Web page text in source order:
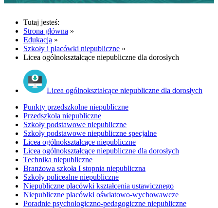
Tutaj jesteś:
Strona główna »
Edukacja »
Szkoły i placówki niepubliczne »
Licea ogólnokształcące niepubliczne dla dorosłych
Licea ogólnokształcące niepubliczne dla dorosłych
Punkty przedszkolne niepubliczne
Przedszkola niepubliczne
Szkoły podstawowe niepubliczne
Szkoły podstawowe niepubliczne specjalne
Licea ogólnokształcące niepubliczne
Licea ogólnokształcące niepubliczne dla dorosłych
Technika niepubliczne
Branżowa szkoła I stopnia niepubliczna
Szkoły policealne niepubliczne
Niepubliczne placówki kształcenia ustawicznego
Niepubliczne placówki oświatowo-wychowawcze
Poradnie psychologiczno-pedagogiczne niepubliczne